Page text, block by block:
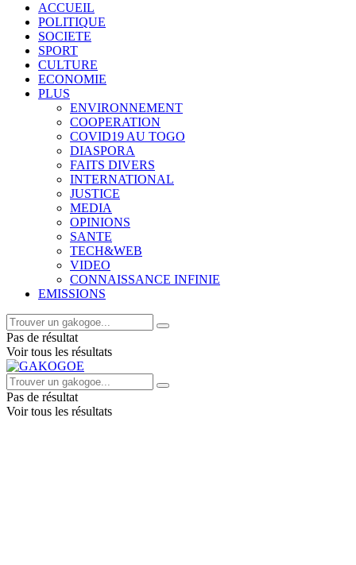
ACCUEIL
POLITIQUE
SOCIETE
SPORT
CULTURE
ECONOMIE
PLUS
ENVIRONNEMENT
COOPERATION
COVID19 AU TOGO
DIASPORA
FAITS DIVERS
INTERNATIONAL
JUSTICE
MEDIA
OPINIONS
SANTE
TECH&WEB
VIDEO
CONNAISSANCE INFINIE
EMISSIONS
Pas de résultat
Voir tous les résultats
Pas de résultat
Voir tous les résultats